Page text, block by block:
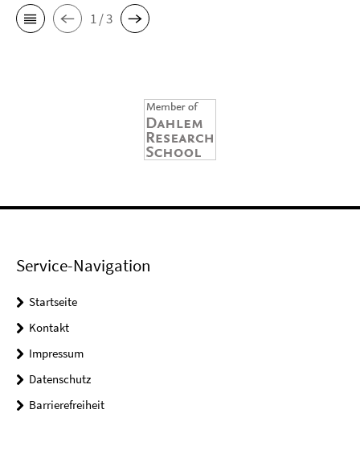
1 / 3
Service-Navigation
Startseite
Kontakt
Impressum
Datenschutz
Barrierefreiheit